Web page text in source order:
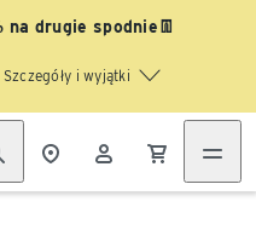
drugie spodnie👖
Szczegóły i wyjątki